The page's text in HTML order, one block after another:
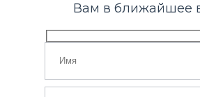
Вам в ближайшее